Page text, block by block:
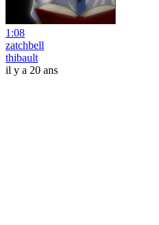
1:08
zatchbell
thibault
il y a 20 ans